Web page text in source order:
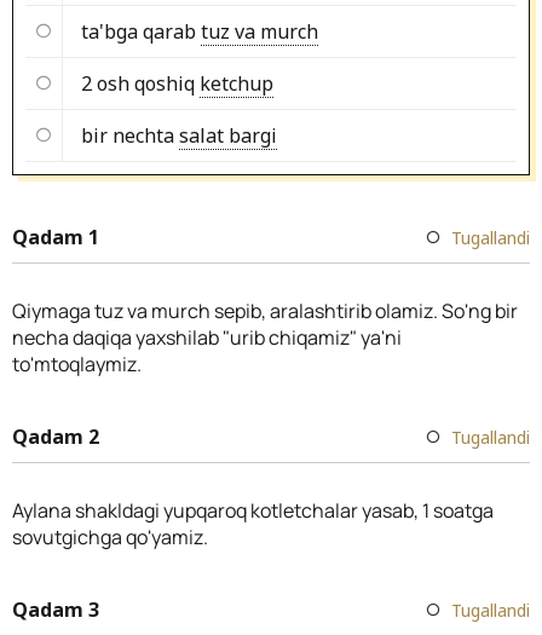
ta'bga qarabtuz va murch
2 osh qoshiq ketchup
bir nechtasalat bargi
Qadam 1 Tugallandi
Qiymaga tuz va murch sepib, aralashtirib olamiz. So'ng bir
necha daqiqa yaxshilab "urib chiqamiz" ya'ni
to'mtoqlaymiz.
Qadam 2 Tugallandi
Aylana shakldagi yupqaroq kotletchalar yasab, 1 soatga
sovutgichga qo'yamiz.
Qadam 3 Tugallandi